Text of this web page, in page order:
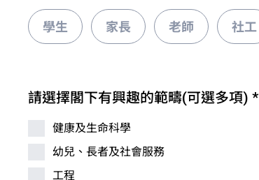
學生 家長 老師 社工
請選擇閣下有興趣的範疇(可選多項) *
健康及生命科學
幼兒、長者及社會服務
工程